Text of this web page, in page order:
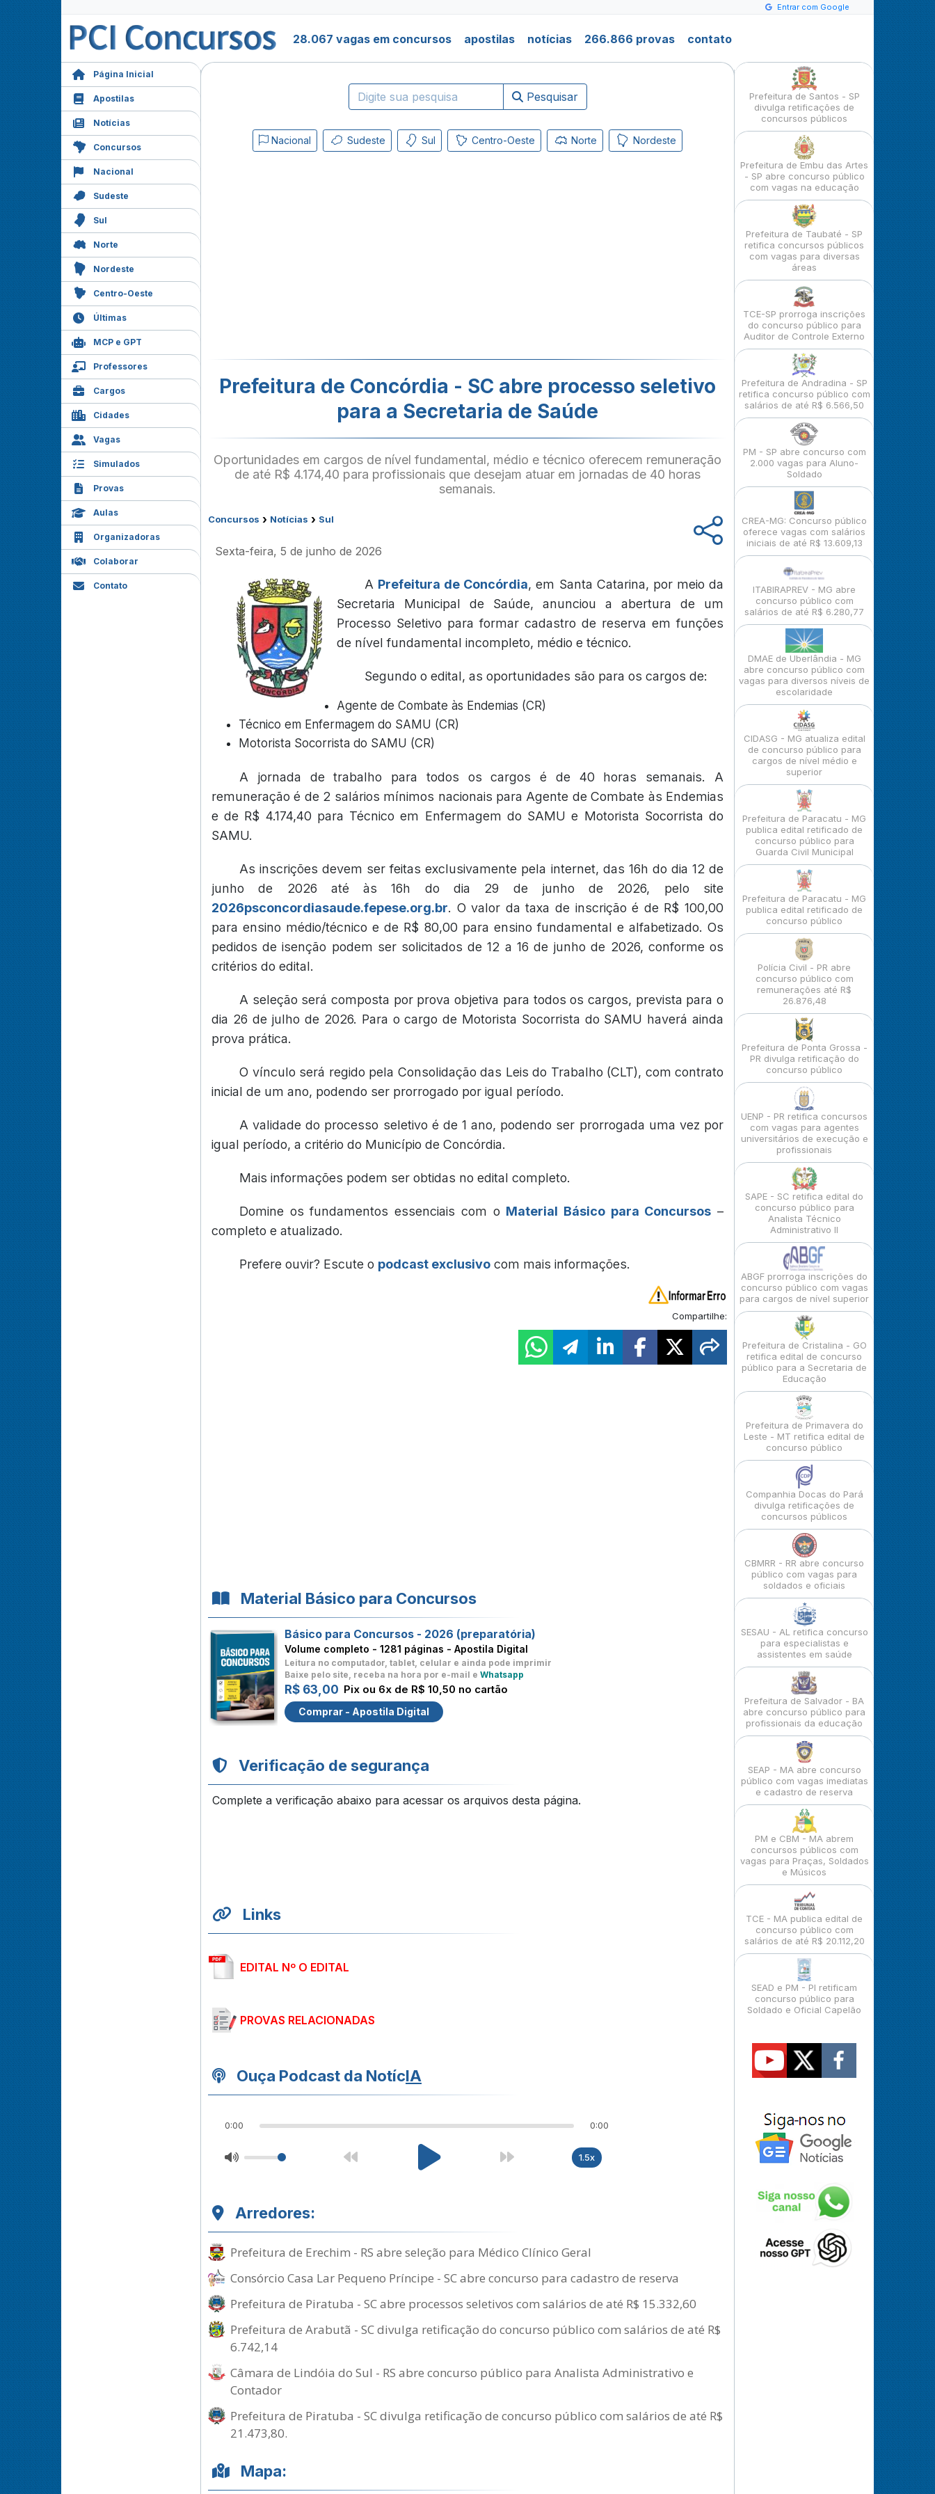
Entrar com Google
28.067 vagas em concursos apostilas notícias 266.866 provas contato
Página Inicial
Apostilas
Notícias
Concursos
Nacional
Sudeste
Sul
Norte
Nordeste
Centro-Oeste
Últimas
MCP e GPT
Professores
Cargos
Cidades
Vagas
Simulados
Provas
Aulas
Organizadoras
Colaborar
Contato
Pesquisar
Nacional Sudeste Sul Centro-Oeste Norte Nordeste
Prefeitura de Concórdia - SC abre processo seletivo
para a Secretaria de Saúde
Oportunidades em cargos de nível fundamental, médio e técnico oferecem remuneração
de até R$ 4.174,40 para profissionais que desejam atuar em jornadas de 40 horas
semanais.
Concursos › Notícias › Sul
Sexta-feira, 5 de junho de 2026
A Prefeitura de Concórdia, em Santa Catarina, por meio da
Secretaria Municipal de Saúde, anunciou a abertura de um
Processo Seletivo para formar cadastro de reserva em funções
de nível fundamental incompleto, médio e técnico.
Segundo o edital, as oportunidades são para os cargos de:
Agente de Combate às Endemias (CR)
Técnico em Enfermagem do SAMU (CR)
Motorista Socorrista do SAMU (CR)
A jornada de trabalho para todos os cargos é de 40 horas semanais. A
remuneração é de 2 salários mínimos nacionais para Agente de Combate às Endemias
e de R$ 4.174,40 para Técnico em Enfermagem do SAMU e Motorista Socorrista do
SAMU.
As inscrições devem ser feitas exclusivamente pela internet, das 16h do dia 12 de
junho de 2026 até às 16h do dia 29 de junho de 2026, pelo site
2026psconcordiasaude.fepese.org.br. O valor da taxa de inscrição é de R$ 100,00
para ensino médio/técnico e de R$ 80,00 para ensino fundamental e alfabetizado. Os
pedidos de isenção podem ser solicitados de 12 a 16 de junho de 2026, conforme os
critérios do edital.
A seleção será composta por prova objetiva para todos os cargos, prevista para o
dia 26 de julho de 2026. Para o cargo de Motorista Socorrista do SAMU haverá ainda
prova prática.
O vínculo será regido pela Consolidação das Leis do Trabalho (CLT), com contrato
inicial de um ano, podendo ser prorrogado por igual período.
A validade do processo seletivo é de 1 ano, podendo ser prorrogada uma vez por
igual período, a critério do Município de Concórdia.
Mais informações podem ser obtidas no edital completo.
Domine os fundamentos essenciais com o Material Básico para Concursos –
completo e atualizado.
Prefere ouvir? Escute o podcast exclusivo com mais informações.
Compartilhe:
Material Básico para Concursos
Básico para Concursos - 2026 (preparatória)
Volume completo - 1281 páginas - Apostila Digital
Leitura no computador, tablet, celular e ainda pode imprimir
Baixe pelo site, receba na hora por e-mail e Whatsapp
R$ 63,00 Pix ou 6x de R$ 10,50 no cartão
Comprar - Apostila Digital
Verificação de segurança
Complete a verificação abaixo para acessar os arquivos desta página.
Links
EDITAL Nº O EDITAL
PROVAS RELACIONADAS
Ouça Podcast da NotícIA
0:00 0:00
1.5x
Arredores:
Prefeitura de Erechim - RS abre seleção para Médico Clínico Geral
Consórcio Casa Lar Pequeno Príncipe - SC abre concurso para cadastro de reserva
Prefeitura de Piratuba - SC abre processos seletivos com salários de até R$ 15.332,60
Prefeitura de Arabutã - SC divulga retificação do concurso público com salários de até R$
6.742,14
Câmara de Lindóia do Sul - RS abre concurso público para Analista Administrativo e
Contador
Prefeitura de Piratuba - SC divulga retificação de concurso público com salários de até R$
21.473,80.
Mapa:
Prefeitura de Santos - SP
divulga retificações de
concursos públicos
Prefeitura de Embu das Artes
- SP abre concurso público
com vagas na educação
Prefeitura de Taubaté - SP
retifica concursos públicos
com vagas para diversas
áreas
TCE-SP prorroga inscrições
do concurso público para
Auditor de Controle Externo
Prefeitura de Andradina - SP
retifica concurso público com
salários de até R$ 6.566,50
PM - SP abre concurso com
2.000 vagas para Aluno-
Soldado
CREA-MG: Concurso público
oferece vagas com salários
iniciais de até R$ 13.609,13
ITABIRAPREV - MG abre
concurso público com
salários de até R$ 6.280,77
DMAE de Uberlândia - MG
abre concurso público com
vagas para diversos níveis de
escolaridade
CIDASG - MG atualiza edital
de concurso público para
cargos de nível médio e
superior
Prefeitura de Paracatu - MG
publica edital retificado de
concurso público para
Guarda Civil Municipal
Prefeitura de Paracatu - MG
publica edital retificado de
concurso público
Polícia Civil - PR abre
concurso público com
remunerações até R$
26.876,48
Prefeitura de Ponta Grossa -
PR divulga retificação do
concurso público
UENP - PR retifica concursos
com vagas para agentes
universitários de execução e
profissionais
SAPE - SC retifica edital do
concurso público para
Analista Técnico
Administrativo II
ABGF prorroga inscrições do
concurso público com vagas
para cargos de nível superior
Prefeitura de Cristalina - GO
retifica edital de concurso
público para a Secretaria de
Educação
Prefeitura de Primavera do
Leste - MT retifica edital de
concurso público
Companhia Docas do Pará
divulga retificações de
concursos públicos
CBMRR - RR abre concurso
público com vagas para
soldados e oficiais
SESAU - AL retifica concurso
para especialistas e
assistentes em saúde
Prefeitura de Salvador - BA
abre concurso público para
profissionais da educação
SEAP - MA abre concurso
público com vagas imediatas
e cadastro de reserva
PM e CBM - MA abrem
concursos públicos com
vagas para Praças, Soldados
e Músicos
TCE - MA publica edital de
concurso público com
salários de até R$ 20.112,20
SEAD e PM - PI retificam
concurso público para
Soldado e Oficial Capelão